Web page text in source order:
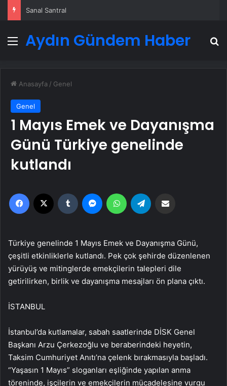
Menü
Aydın Gündem Haber
Anasayfa / Genel
Genel
1 Mayıs Emek ve Dayanışma
Günü Türkiye genelinde
kutlandı
Facebook Tumblr MessengerWhatsApp
Türkiye genelinde 1 Mayıs Emek ve Dayanışma Günü,
çeşitli etkinliklerle kutlandı. Pek çok şehirde düzenlenen
yürüyüş ve mitinglerde emekçilerin talepleri dile
getirilirken, birlik ve dayanışma mesajları ön plana çıktı.
İSTANBUL
İstanbul’da kutlamalar, sabah saatlerinde DİSK Genel
Başkanı Arzu Çerkezoğlu ve beraberindeki heyetin,
Taksim Cumhuriyet Anıtı’na çelenk bırakmasıyla başladı.
“Yaşasın 1 Mayıs” sloganları eşliğinde yapılan anma
töreninde, işçilerin ve emekçilerin mücadelesine vurgu